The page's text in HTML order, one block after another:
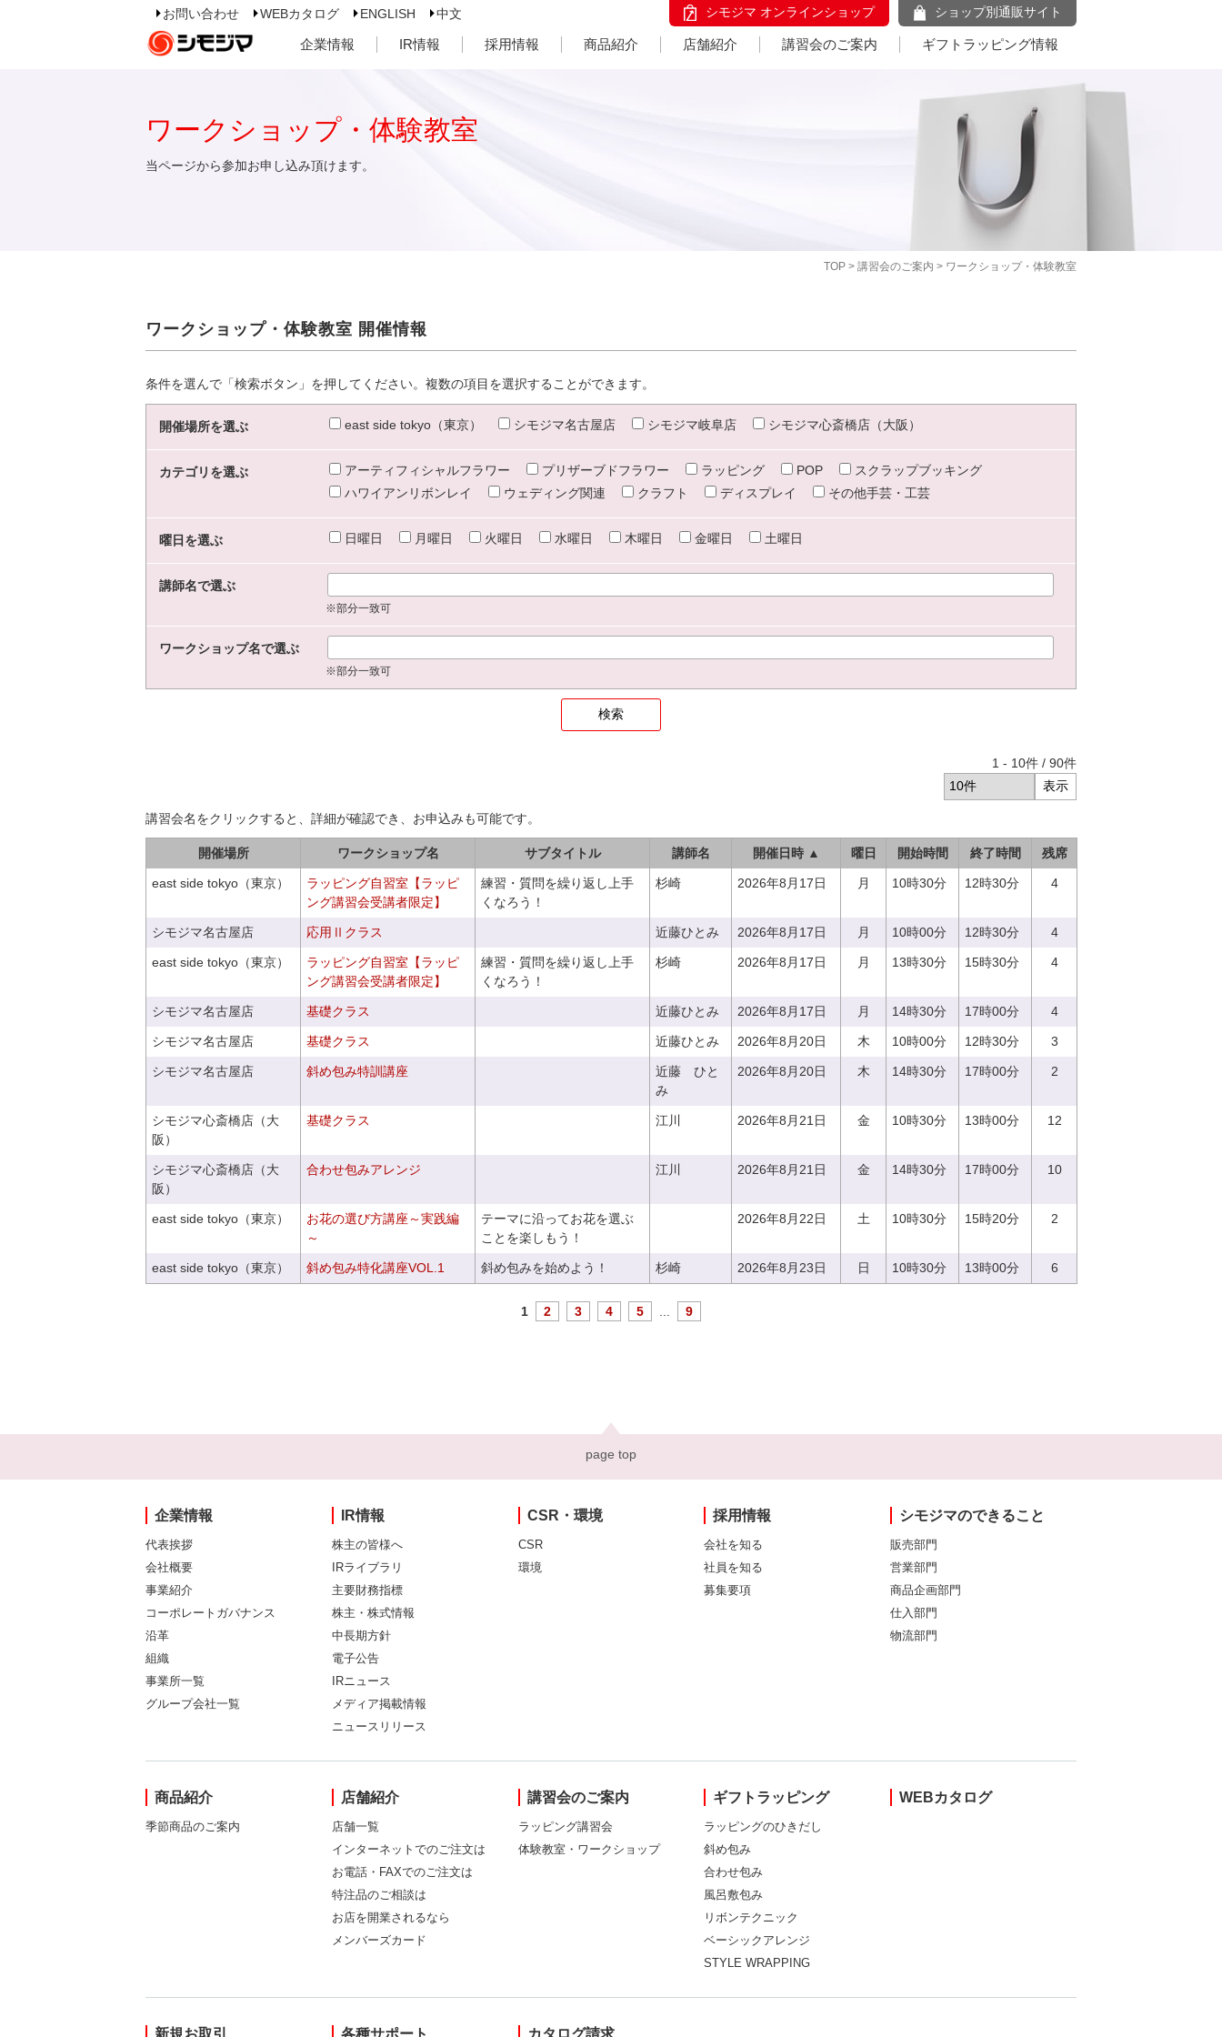
お問い合わせ WEBカタログ ENGLISH 中文 シモジマ オンラインショップ ショップ別通販サイト
企業情報 IR情報 採用情報 商品紹介 店舗紹介 講習会のご案内 ギフトラッピング情報
TOP > 講習会のご案内 > ワークショップ・体験教室
ワークショップ・体験教室
当ページから参加お申し込み頂けます。
ワークショップ・体験教室 開催情報
条件を選んで「検索ボタン」を押してください。複数の項目を選択することができます。
開催場所を選ぶ east side tokyo（東京） シモジマ名古屋店 シモジマ岐阜店 シモジマ心斎橋店（大阪）
カテゴリを選ぶ アーティフィシャルフラワー プリザーブドフラワー ラッピング POP
スクラップブッキング
ハワイアンリボンレイ
ウェディング関連 クラフト ディスプレイ その他手芸・工芸
曜日を選ぶ 日曜日 月曜日 火曜日 水曜日 木曜日 金曜日 土曜日
講師名で選ぶ
※部分一致可
ワークショップ名で選ぶ
※部分一致可
1 - 10件 / 90件
講習会名をクリックすると、詳細が確認でき、お申込みも可能です。
開催場所 ワークショップ名 サブタイトル 講師名 開催日時 ▲ 曜日 開始時間 終了時間 残席
east side tokyo（東京）
ラッピング自習室【ラッピ
ング講習会受講者限定】
練習・質問を繰り返し上手
くなろう！
杉崎 2026年8月17日 月 10時30分 12時30分 4
シモジマ名古屋店 応用Ⅱクラス 近藤ひとみ 2026年8月17日 月 10時00分 12時30分 4
east side tokyo（東京）
ラッピング自習室【ラッピ
ング講習会受講者限定】
練習・質問を繰り返し上手
くなろう！
杉崎 2026年8月17日 月 13時30分 15時30分 4
シモジマ名古屋店 基礎クラス 近藤ひとみ 2026年8月17日 月 14時30分 17時00分 4
シモジマ名古屋店 基礎クラス 近藤ひとみ 2026年8月20日 木 10時00分 12時30分 3
シモジマ名古屋店 斜め包み特訓講座
近藤 ひと
み
2026年8月20日 木 14時30分 17時00分 2
シモジマ心斎橋店（大
阪）
基礎クラス 江川 2026年8月21日 金 10時30分 13時00分 12
シモジマ心斎橋店（大
阪）
合わせ包みアレンジ 江川 2026年8月21日 金 14時30分 17時00分 10
east side tokyo（東京）
お花の選び方講座～実践編
～
テーマに沿ってお花を選ぶ
ことを楽しもう！
2026年8月22日 土 10時30分 15時20分 2
east side tokyo（東京） 斜め包み特化講座VOL.1 斜め包みを始めよう！ 杉崎 2026年8月23日 日 10時30分 13時00分 6
1 2 3 4 5 9
page top
企業情報
代表挨拶
会社概要
事業紹介
コーポレートガバナンス
沿革
組織
事業所一覧
グループ会社一覧
IR情報
株主の皆様へ
IRライブラリ
主要財務指標
株主・株式情報
中長期方針
電子公告
IRニュース
メディア掲載情報
ニュースリリース
CSR・環境
CSR
環境
採用情報
会社を知る
社員を知る
募集要項
シモジマのできること
販売部門
営業部門
商品企画部門
仕入部門
物流部門
商品紹介
季節商品のご案内
店舗紹介
店舗一覧
インターネットでのご注文は
お電話・FAXでのご注文は
特注品のご相談は
お店を開業されるなら
メンバーズカード
講習会のご案内
ラッピング講習会
体験教室・ワークショップ
ギフトラッピング
ラッピングのひきだし
斜め包み
合わせ包み
風呂敷包み
リボンテクニック
ベーシックアレンジ
STYLE WRAPPING
WEBカタログ
新規お取引 各種サポート カタログ請求